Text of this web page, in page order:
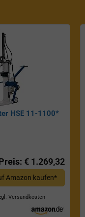
HSE 11-1100*
€ 1.269,32
Amazon kaufen*
Versandkosten